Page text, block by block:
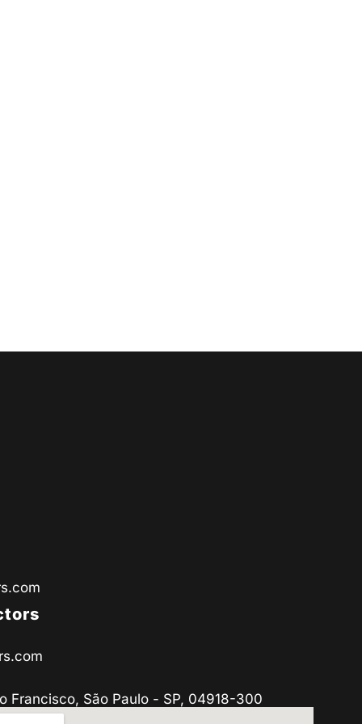
Francisco, São Paulo - SP, 04918-300